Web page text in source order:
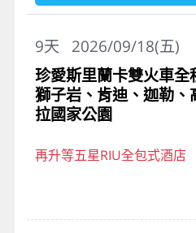
2026/09/18(五)
9天
珍愛斯里蘭卡雙火車
獅子岩、肯迪、迦勒
拉國家公園
再升等五星RIU全包式酒店